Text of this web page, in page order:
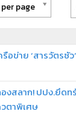
per page
อข่าย ‘สารวัตรซัว
งสลาก! ปปง.ยึดท
ตาพิเศษ